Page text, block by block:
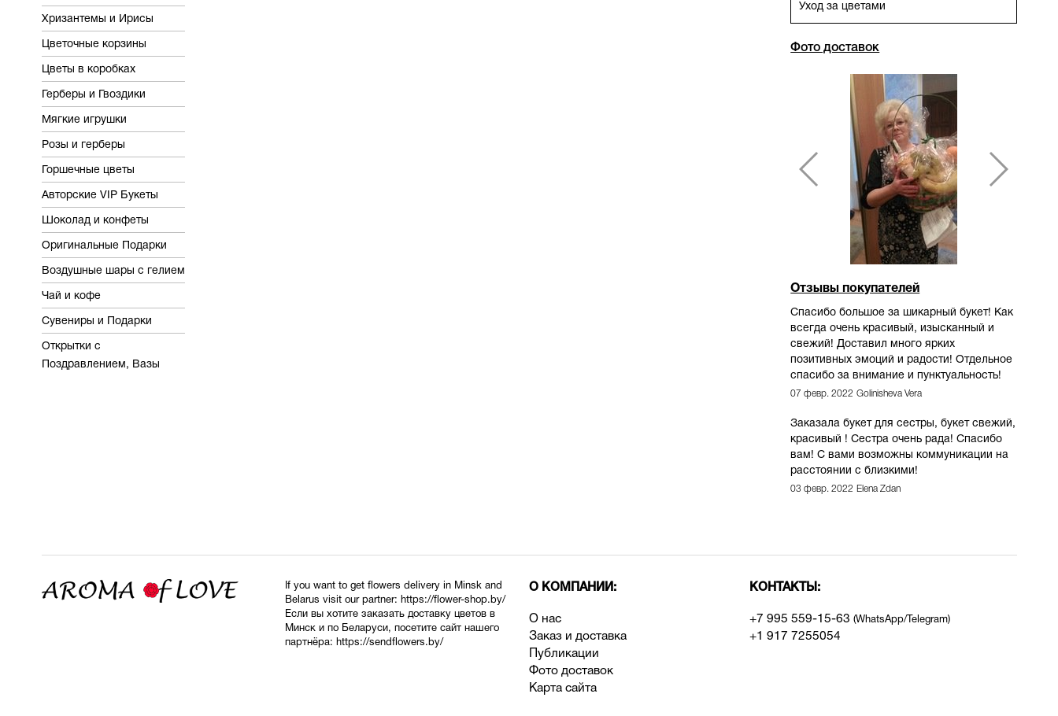
Хризантемы и Ирисы
Цветочные корзины
Цветы в коробках
Герберы и Гвоздики
Мягкие игрушки
Розы и герберы
Горшечные цветы
Авторские VIP Букеты
Шоколад и конфеты
Оригинальные Подарки
Воздушные шары c гелием
Чай и кофе
Сувениры и Подарки
Открытки с
Поздравлением, Вазы
Уход за цветами
Фото доставок
Отзывы покупателей
Спасибо большое за шикарный букет! Как
всегда очень красивый, изысканный и
свежий! Доставил много ярких
позитивных эмоций и радости! Отдельное
спасибо за внимание и пунктуальность!
07 февр. 2022 Golinisheva Vera
Заказала букет для сестры, букет свежий,
красивый ! Сестра очень рада! Спасибо
вам! С вами возможны коммуникации на
расстоянии с близкими!
03 февр. 2022 Elena Zdan
If you want to get flowers delivery in Minsk and
Belarus visit our partner: https://flower-shop.by/
Если вы хотите заказать доставку цветов в
Минск и по Беларуси, посетите сайт нашего
партнёра: https://sendflowers.by/
О КОМПАНИИ:
О нас
Заказ и доставка
Публикации
Фото доставок
Карта сайта
КОНТАКТЫ:
+7 995 559-15-63 (WhatsApp/Telegram)
+1 917 7255054